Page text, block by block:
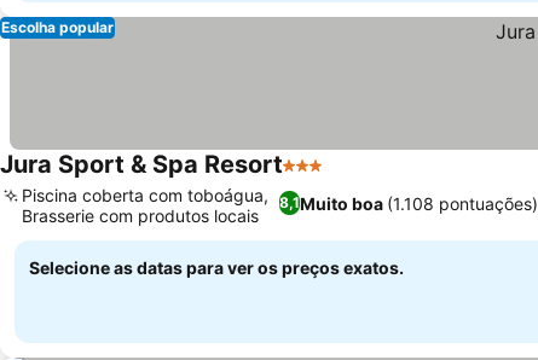
Escolha popular
Jura Sport & Spa Resort3 Estrelas
8,1Muito boa (1.108 pontuações)
Piscina coberta com toboágua,
Brasserie com produtos locais
Selecione as datas para ver os preços exatos.